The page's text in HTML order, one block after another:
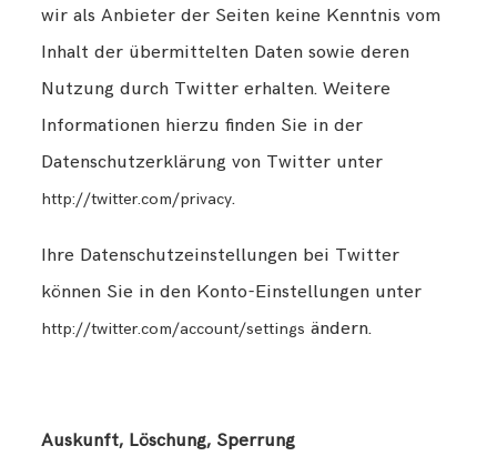
wir als Anbieter der Seiten keine Kenntnis vom
Inhalt der übermittelten Daten sowie deren
Nutzung durch Twitter erhalten. Weitere
Informationen hierzu finden Sie in der
Datenschutzerklärung von Twitter unter
http://twitter.com/privacy.
Ihre Datenschutzeinstellungen bei Twitter
können Sie in den Konto-Einstellungen unter
http://twitter.com/account/settings ändern.
Auskunft, Löschung, Sperrung